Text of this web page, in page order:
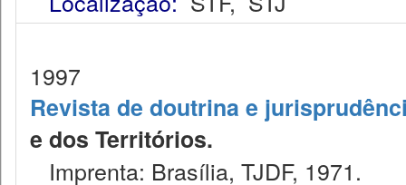
1997
Revista de doutrina e
e dos Territórios.
Imprenta: Brasília, TJDF, 1971.